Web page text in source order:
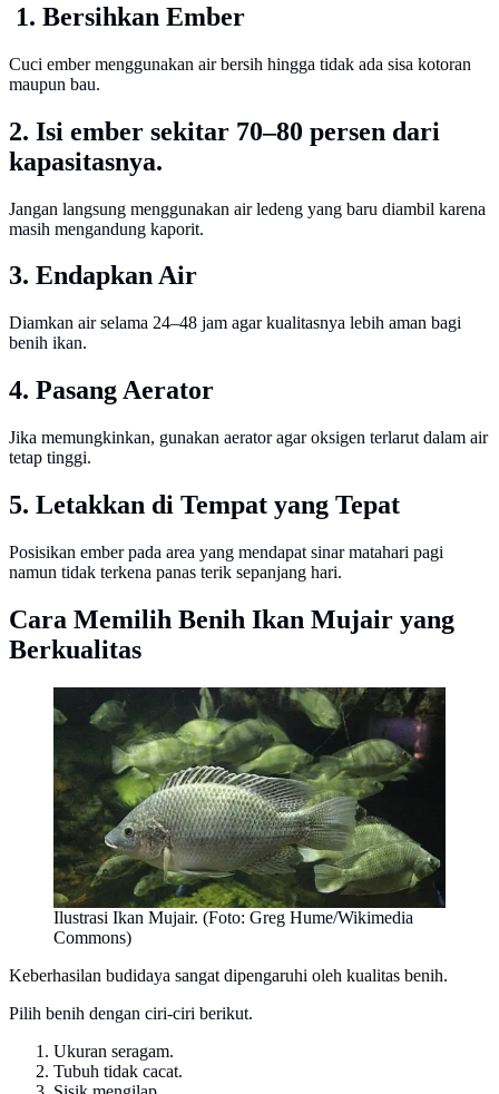
1. Bersihkan Ember
Cuci ember menggunakan air bersih hingga tidak ada sisa kotoran
maupun bau.
2. Isi ember sekitar 70–80 persen dari
kapasitasnya.
Jangan langsung menggunakan air ledeng yang baru diambil karena
masih mengandung kaporit.
3. Endapkan Air
Diamkan air selama 24–48 jam agar kualitasnya lebih aman bagi
benih ikan.
4. Pasang Aerator
Jika memungkinkan, gunakan aerator agar oksigen terlarut dalam air
tetap tinggi.
5. Letakkan di Tempat yang Tepat
Posisikan ember pada area yang mendapat sinar matahari pagi
namun tidak terkena panas terik sepanjang hari.
Cara Memilih Benih Ikan Mujair yang
Berkualitas
Ilustrasi Ikan Mujair. (Foto: Greg Hume/Wikimedia
Commons)
Keberhasilan budidaya sangat dipengaruhi oleh kualitas benih.
Pilih benih dengan ciri-ciri berikut.
Ukuran seragam.
Tubuh tidak cacat.